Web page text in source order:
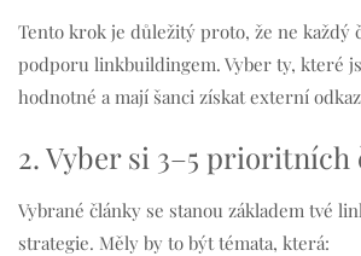
Tento krok je důležitý proto, že ne každý
podporu linkbuildingem. Vyber ty, které
hodnotné a mají šanci získat externí
2. Vyber si 3–5 prioritních
Vybrané články se stanou základem tvé
strategie. Měly by to být témata, která: